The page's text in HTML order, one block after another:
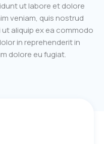
ut labore et dolore
veniam, quis nostrud
aliquip ex ea commodo
in reprehenderit in
dolore eu fugiat.